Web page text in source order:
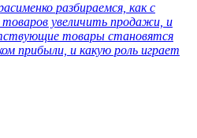
разбираемся, как с
увеличить продажи, и
товары становятся
прибыли, и какую роль играет